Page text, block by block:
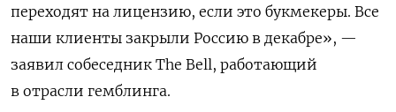
переходят на лицензию, если это букмекеры. Все
наши клиенты закрыли Россию в декабре», —
заявил собеседник The Bell, работающий
в отрасли гемблинга.